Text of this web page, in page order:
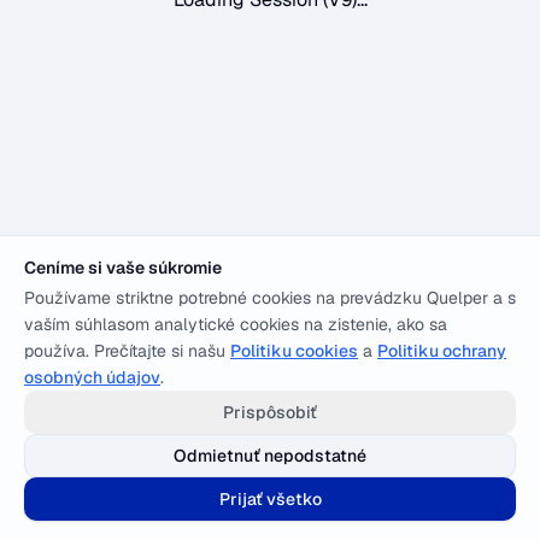
Ceníme si vaše súkromie
Používame striktne potrebné cookies na prevádzku Quelper a s
vaším súhlasom analytické cookies na zistenie, ako sa
používa. Prečítajte si našu Politiku cookies a Politiku ochrany
osobných údajov.
Prispôsobiť
Odmietnuť nepodstatné
Prijať všetko